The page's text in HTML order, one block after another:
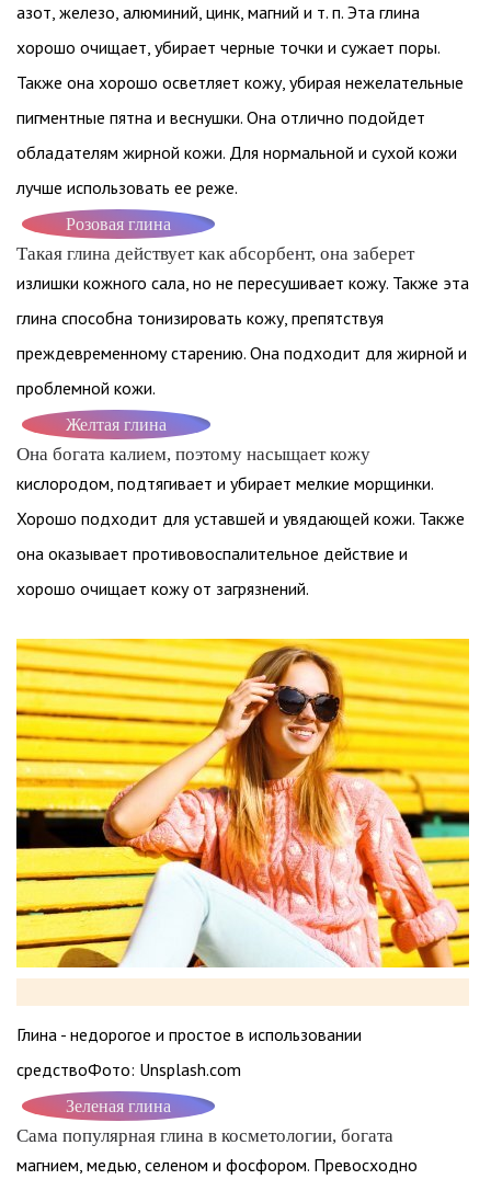
азот, железо, алюминий, цинк, магний и т. п. Эта глина
хорошо очищает, убирает черные точки и сужает поры.
Также она хорошо осветляет кожу, убирая нежелательные
пигментные пятна и веснушки. Она отлично подойдет
обладателям жирной кожи. Для нормальной и сухой кожи
лучше использовать ее реже.
Розовая глина
Такая глина действует как абсорбент, она заберет
излишки кожного сала, но не пересушивает кожу. Также эта
глина способна тонизировать кожу, препятствуя
преждевременному старению. Она подходит для жирной и
проблемной кожи.
Желтая глина
Она богата калием, поэтому насыщает кожу
кислородом, подтягивает и убирает мелкие морщинки.
Хорошо подходит для уставшей и увядающей кожи. Также
она оказывает противовоспалительное действие и
хорошо очищает кожу от загрязнений.
Глина - недорогое и простое в использовании
средствоФото: Unsplash.com
Зеленая глина
Сама популярная глина в косметологии, богата
магнием, медью, селеном и фосфором. Превосходно